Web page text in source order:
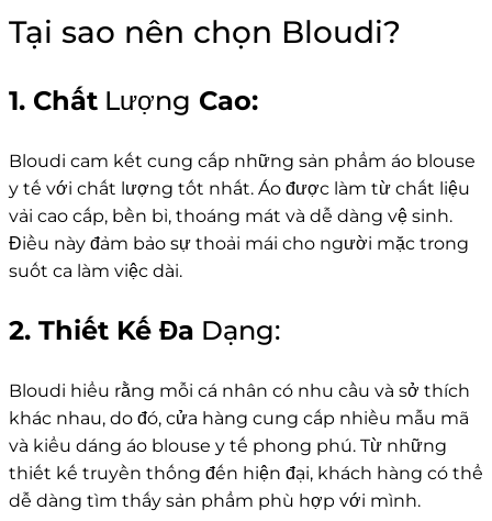
Tại sao nên chọn Bloudi?
1. Chất Lượng Cao:
Bloudi cam kết cung cấp những sản phẩm áo blouse
y tế với chất lượng tốt nhất. Áo được làm từ chất liệu
vải cao cấp, bền bỉ, thoáng mát và dễ dàng vệ sinh.
Điều này đảm bảo sự thoải mái cho người mặc trong
suốt ca làm việc dài.
2. Thiết Kế Đa Dạng:
Bloudi hiểu rằng mỗi cá nhân có nhu cầu và sở thích
khác nhau, do đó, cửa hàng cung cấp nhiều mẫu mã
và kiểu dáng áo blouse y tế phong phú. Từ những
thiết kế truyền thống đến hiện đại, khách hàng có thể
dễ dàng tìm thấy sản phẩm phù hợp với mình.